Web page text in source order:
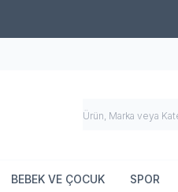
BEBEK VE ÇOCUK SPOR